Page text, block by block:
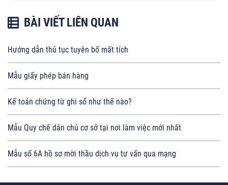
BÀI VIẾT LIÊN QUAN
Hướng dẫn thủ tục tuyên bố mất tích
Mẫu giấy phép bán hàng
Kế toán chứng từ ghi sổ như thế nào?
Mẫu Quy chế dân chủ cơ sở tại nơi làm việc mới nhất
Mẫu số 6A hồ sơ mời thầu dịch vụ tư vấn qua mạng